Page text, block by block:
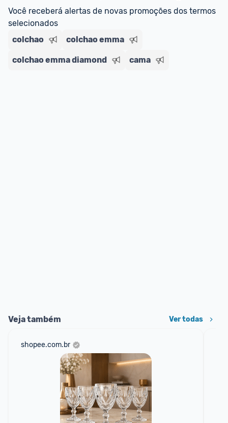
Você receberá alertas de novas promoções dos termos
selecionados
colchao
colchao emma
colchao emma diamond cama
Veja também Ver todas
shopee.com.br